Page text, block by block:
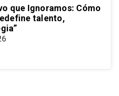
que Ignoramos: Cómo
talento,